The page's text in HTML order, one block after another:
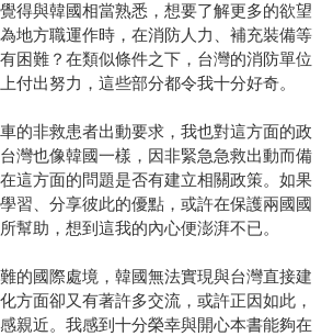
得與韓國相當熟悉，想要了解更多的欲望
地方職運作時，在消防人力、補充裝備等
困難？在類似條件之下，台灣的消防單位
付出努力，這些部分都令我十分好奇。
的非救患者出動要求，我也對這方面的政
灣也像韓國一樣，因非緊急急救出動而備
這方面的問題是否有建立相關政策。如果
習、分享彼此的優點，或許在保護兩國國
幫助，想到這我的內心便澎湃不已。
的國際處境，韓國無法實現與台灣直接建
方面卻又有著許多交流，或許正因如此，
親近。我感到十分榮幸與開心本書能夠在